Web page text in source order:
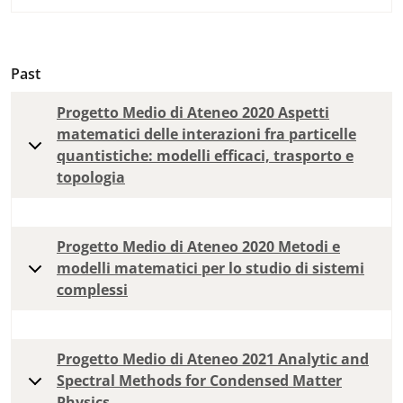
Past
Progetto Medio di Ateneo 2020 Aspetti
matematici delle interazioni fra particelle
quantistiche: modelli efficaci, trasporto e
topologia
Progetto Medio di Ateneo 2020 Metodi e
modelli matematici per lo studio di sistemi
complessi
Progetto Medio di Ateneo 2021 Analytic and
Spectral Methods for Condensed Matter